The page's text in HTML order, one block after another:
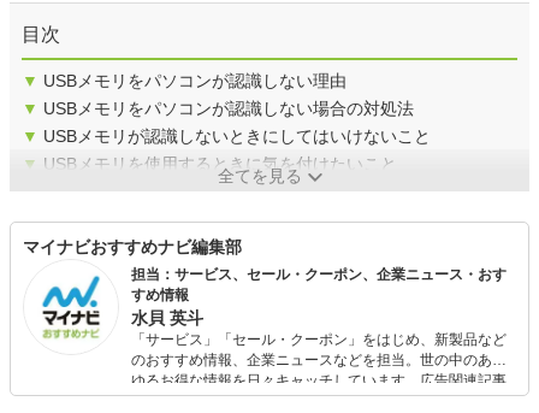
目次
▼ USBメモリをパソコンが認識しない理由
▼ USBメモリをパソコンが認識しない場合の対処法
▼ USBメモリが認識しないときにしてはいけないこと
▼ USBメモリを使用するときに気を付けたいこと
全てを見る
マイナビおすすめナビ編集部
担当：サービス、セール・クーポン、企業ニュース・おす
すめ情報
水貝 英斗
「サービス」「セール・クーポン」をはじめ、新製品など
のおすすめ情報、企業ニュースなどを担当。世の中のあら
ゆるお得な情報を日々キャッチしています。広告関連記事
の制作にも携わり、SEOの知見を活かし商品販促のプラン